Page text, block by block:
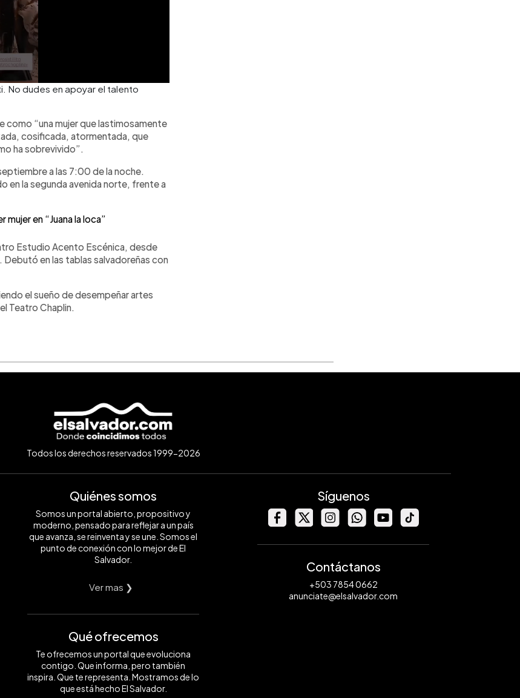
No dudes en apoyar el talento
como “una mujer que lastimosamente
cosificada, atormentada, que
ha sobrevivido”.
a las 7:00 de la noche.
en la segunda avenida norte, frente a
mujer en “Juana la loca”
Estudio Acento Escénica, desde
en las tablas salvadoreñas con
el sueño de desempeñar artes
Teatro Chaplin.
Todos los derechos reservados 1999-2026
Quiénes somos
Somos un portal abierto, propositivo y
moderno, pensado para reflejar a un país
que avanza, se reinventa y se une. Somos el
punto de conexión con lo mejor de El
Salvador.
Ver mas ❯
Qué ofrecemos
Te ofrecemos un portal que evoluciona
contigo. Que informa, pero también
inspira. Que te representa. Mostramos de lo
que está hecho El Salvador.
Síguenos
Contáctanos
+503 7854 0662
anunciate@elsalvador.com